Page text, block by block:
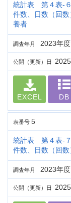
統計表 第４表-
件数、日数（回
養者
調査年月 2023年度
公開（更新）日
EXCEL DB
表番号 5
統計表 第４表-
件数、日数（回
調査年月 2023年度
公開（更新）日